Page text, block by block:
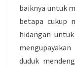
baiknya untuk
betapa cukup
hidangan
duduk